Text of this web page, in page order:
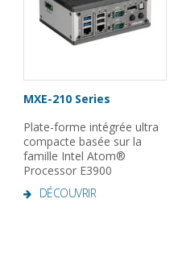
MXE-210 Series
Plate-forme intégrée ultra
compacte basée sur la
famille Intel Atom®
Processor E3900
DÉCOUVRIR